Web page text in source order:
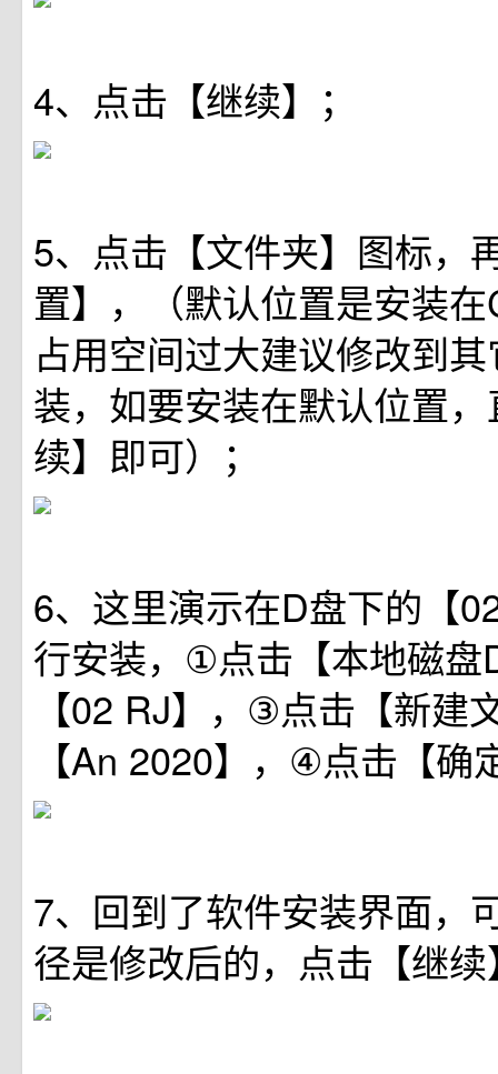
4、点击【继续】；
5、点击【文件夹】图标，
置】，（默认位置是安装
占用空间过大建议修改到
装，如要安装在默认位置
续】即可）；
6、这里演示在D盘下的【
行安装，①点击【本地磁
【02 RJ】，③点击【新建
【An 2020】，④点击【确
7、回到了软件安装界面，
径是修改后的，点击【继